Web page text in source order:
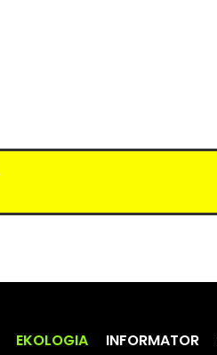
EKOLOGIA INFORMATOR